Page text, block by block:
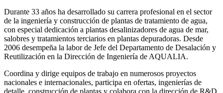
Durante 33 años ha desarrollado su carrera profesional en el sector
de la ingeniería y construcción de plantas de tratamiento de agua,
con especial dedicación a plantas desalinizadores de agua de mar,
salobres y tratamientos terciarios en plantas depuradoras. Desde
2006 desempeña la labor de Jefe del Departamento de Desalación y
Reutilización en la Dirección de Ingeniería de AQUALIA.
Coordina y dirige equipos de trabajo en numerosos proyectos
nacionales e internacionales, participa en ofertas, ingenierías de
detalle, construcción de plantas y colabora con la dirección de R&D